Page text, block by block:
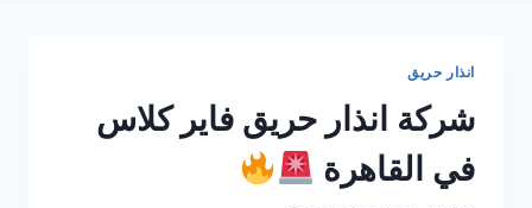
انذار حريق
شركة انذار حريق فاير كلاس
في القاهرة